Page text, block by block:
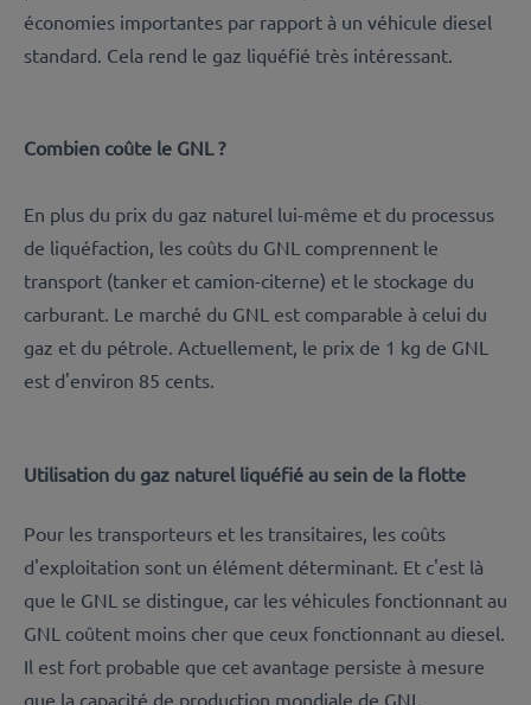
économies importantes par rapport à un véhicule diesel
standard. Cela rend le gaz liquéfié très intéressant.
Combien coûte le GNL ?
En plus du prix du gaz naturel lui-même et du processus
de liquéfaction, les coûts du GNL comprennent le
transport (tanker et camion-citerne) et le stockage du
carburant. Le marché du GNL est comparable à celui du
gaz et du pétrole. Actuellement, le prix de 1 kg de GNL
est d'environ 85 cents.
Utilisation du gaz naturel liquéfié au sein de la flotte
Pour les transporteurs et les transitaires, les coûts
d'exploitation sont un élément déterminant. Et c'est là
que le GNL se distingue, car les véhicules fonctionnant au
GNL coûtent moins cher que ceux fonctionnant au diesel.
Il est fort probable que cet avantage persiste à mesure
que la capacité de production mondiale de GNL